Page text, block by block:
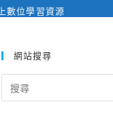
數位學習資源
網站搜尋
for: